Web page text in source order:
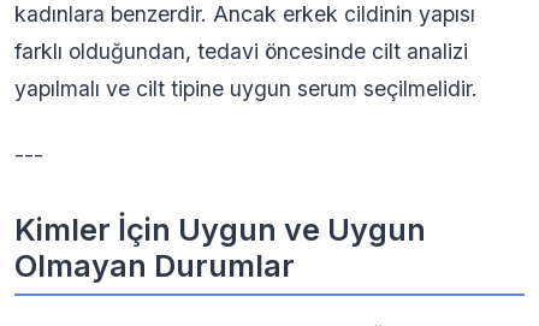
kadınlara benzerdir. Ancak erkek cildinin yapısı
farklı olduğundan, tedavi öncesinde cilt analizi
yapılmalı ve cilt tipine uygun serum seçilmelidir.
---
Kimler İçin Uygun ve Uygun
Olmayan Durumlar